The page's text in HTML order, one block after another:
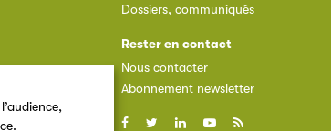
Dossiers, communiqués
Rester en contact
Nous contacter
Abonnement newsletter